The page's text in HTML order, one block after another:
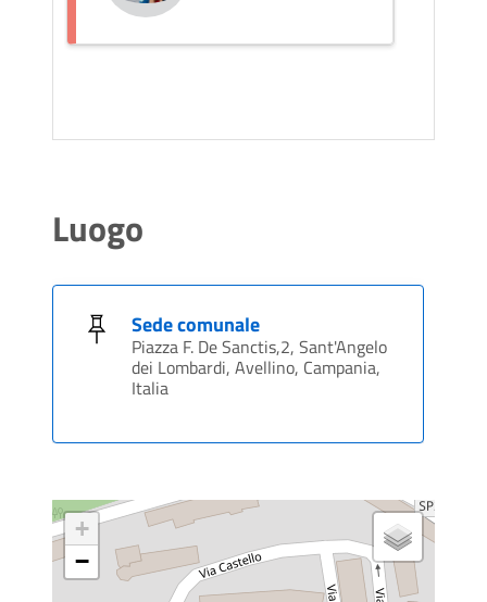
Luogo
Sede comunale
Piazza F. De Sanctis,2, Sant'Angelo
dei Lombardi, Avellino, Campania,
Italia
+
−